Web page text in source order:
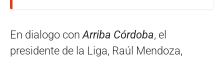
En dialogo conArriba Córdoba, el
presidente de la Liga, Raúl Mendoza,